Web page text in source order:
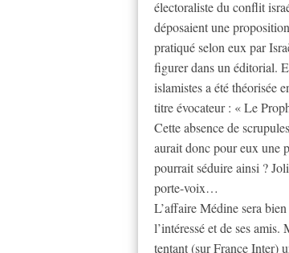
électoraliste du conflit
déposaient une
pratiqué selon eux par
figurer dans un éditorial.
islamistes a été théorisée
titre évocateur : « Le
Cette absence de
aurait donc pour eux une
pourrait séduire ainsi ?
porte-voix…
L’affaire Médine sera
l’intéressé et de ses
tentant (sur France Inter)